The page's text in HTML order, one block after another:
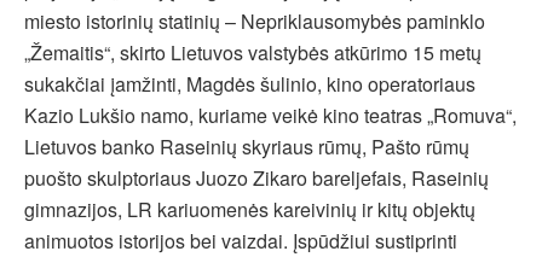
miesto istorinių statinių – Nepriklausomybės paminklo
„Žemaitis“, skirto Lietuvos valstybės atkūrimo 15 metų
sukakčiai įamžinti, Magdės šulinio, kino operatoriaus
Kazio Lukšio namo, kuriame veikė kino teatras „Romuva“,
Lietuvos banko Raseinių skyriaus rūmų, Pašto rūmų
puošto skulptoriaus Juozo Zikaro bareljefais, Raseinių
gimnazijos, LR kariuomenės kareivinių ir kitų objektų
animuotos istorijos bei vaizdai. Įspūdžiui sustiprinti